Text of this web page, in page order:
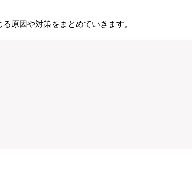
原因や対策をまとめていきます。